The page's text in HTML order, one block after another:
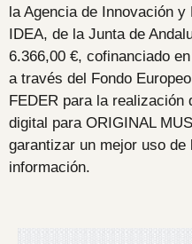
la Agencia de Innovación
IDEA, de la Junta de
6.366,00 €, cofinanciado
a través del Fondo
FEDER para la
digital para ORIGINAL
garantizar un mejor uso
información.